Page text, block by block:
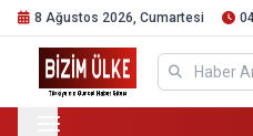
8 Ağustos 2026, Cumartesi